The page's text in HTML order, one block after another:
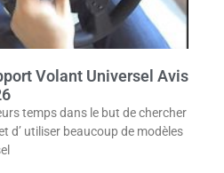
Volant Universel Avis
temps dans le but de chercher
d’ utiliser beaucoup de modèles